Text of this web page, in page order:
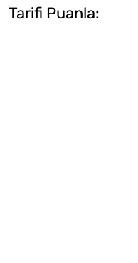
Tarifi Puanla: